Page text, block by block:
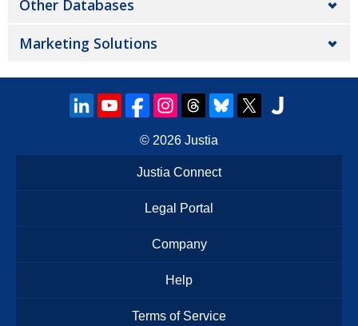
Other Databases
Marketing Solutions
© 2026 Justia
Justia Connect
Legal Portal
Company
Help
Terms of Service